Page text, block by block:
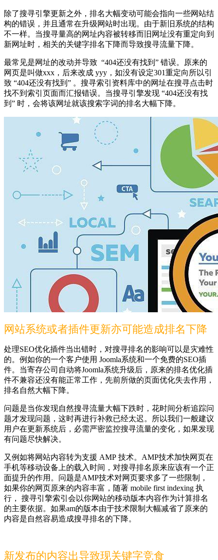
除了搜寻引擎更新之外，排名大幅变动可能会指向一些网站结
构的错误，并且通常在升级网站时出现。由于新旧系统的结构
不一样。当搜寻量高的网址内容被转移而旧网址没有重定向到
新网址时，相关的关键字排名下降而导致搜寻流量下降。
最常见是网址的改动并导致 “404还没有找到” 错误。原来的
网页是叫做xxx，后来改成 yyy，如没有设定301重定向所以引
致 “404还没有找到” 。搜寻索引资料库中的网址在搜寻点击时
找不到索引页面而汇报错误。当搜寻引擎发现 “404还没有找
到” 时，会将该网址就该搜索字词的排名大幅下降。
网站系统或者插件更新亦可能造成排名下降
处理SEO优化插件当出错时，对搜寻排名的影响可以是灾难性
的。例如你的一个客户使用 Joomla系统和一个免费的SEO插
件。当寄存公司自动将Joomla系统升级后，原来的排名优化插
件不兼容还没有能正常工作，先前所做的页面优化失去作用，
排名自然大幅下降。
问题是当你发现自然搜寻流量大幅下跌时，花时间分析追踪问
题才发现问题，这时再进行补救已经太迟。所以我们一般建议
用户在更新系统后，必需严密监控搜寻流量的变化，如果发现
有问题尽快解决。
又例如将网站内容转为支援 AMP 技术。AMP技术加快网页在
手机等移动设备上的载入时间，对搜寻排名原来应该有一个正
面提升的作用。问题是AMP技术对网页要求多了一些限制，
如果你的网页原来的内容丰富，随著 mobile first indexing 执
行， 搜寻引擎索引会以你网站的移动版本内容作为计算排名
的主要依据。如果am的版本由于技术限制大幅减省了原来的
内容是自然容易造成搜寻排名的下降。
新发布的内容出导致现关键字竞食